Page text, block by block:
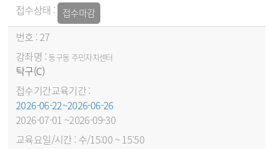
접수마감
27
동구동 주민자치센터
탁구(C)
2026-06-22~2026-06-26
2026-07-01 ~2026-09-30
수/15:00 ~ 15:50